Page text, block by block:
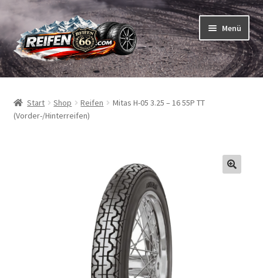
Zur
Navigation
springen
Zum
Inhalt
springen
Menü
Reifen
Schläuche
Start Shop Reifen
Mitas H-05 3.25 – 16 55P TT
(Vorder-/Hinterreifen)